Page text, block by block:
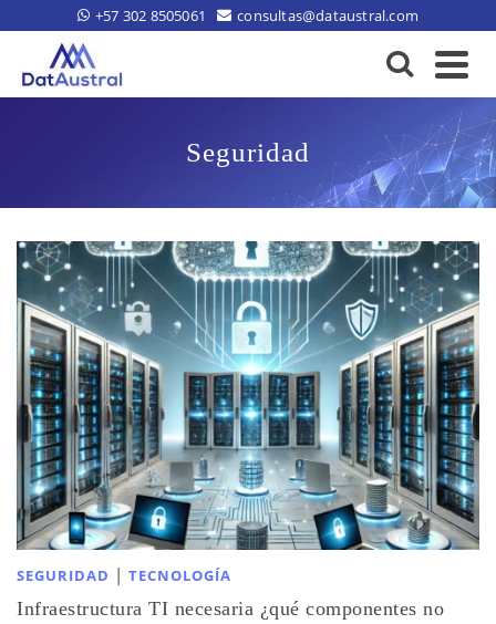
+57 302 8505061 consultas@dataustral.com
Seguridad
SEGURIDAD | TECNOLOGÍA
Infraestructura TI necesaria ¿qué componentes no